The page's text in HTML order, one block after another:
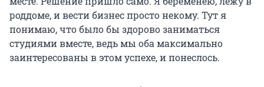
роддоме, и вести бизнес просто некому. Тут я
понимаю, что было бы здорово заниматься
студиями вместе, ведь мы оба максимально
заинтересованы в этом успехе, и понеслось.